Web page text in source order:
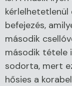
kérlelhetetlenül
befejezés,
második
második tétele
sodorta, mert
hősies a